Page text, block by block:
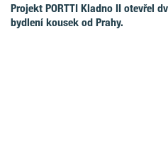
Projekt PORTTI Kladno II otevřel
bydlení kousek od Prahy.